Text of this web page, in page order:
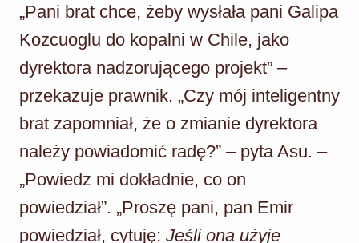
„Pani brat chce, żeby wysłała pani Galipa
Kozcuoglu do kopalni w Chile, jako
dyrektora nadzorującego projekt” –
przekazuje prawnik. „Czy mój inteligentny
brat zapomniał, że o zmianie dyrektora
należy powiadomić radę?” – pyta Asu. –
„Powiedz mi dokładnie, co on
powiedział”. „Proszę pani, pan Emir
powiedział, cytuję: Jeśli ona użyje